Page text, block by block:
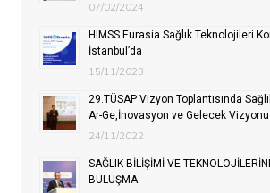
07/02/2024
HIMSS Eurasia Sağlık Teknolojileri
İstanbul’da
15/11/2023
29.TÜSAP Vizyon Toplantısında
Ar-Ge,İnovasyon ve Gelecek
24/11/2022
SAĞLIK BİLİŞİMİ VE
BULUŞMA